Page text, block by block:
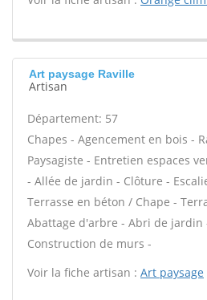
Art paysage Raville
Artisan
Département: 57
Chapes - Agencement en bois -
Paysagiste - Entretien espaces
- Allée de jardin - Clôture -
Terrasse en béton / Chape -
Abattage d'arbre - Abri de jardin
Construction de murs -
Voir la fiche artisan : Art paysage